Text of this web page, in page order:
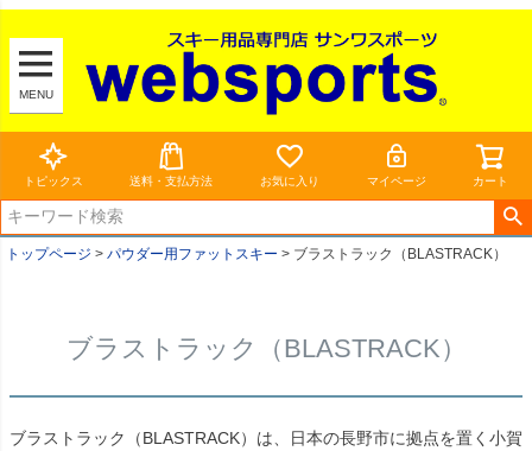
MENU
トピックス 送料・支払方法 お気に入り マイページ カート
トップページ パウダー用ファットスキー ブラストラック（BLASTRACK）
ブラストラック（BLASTRACK）
ブラストラック（BLASTRACK）は、日本の長野市に拠点を置く小賀